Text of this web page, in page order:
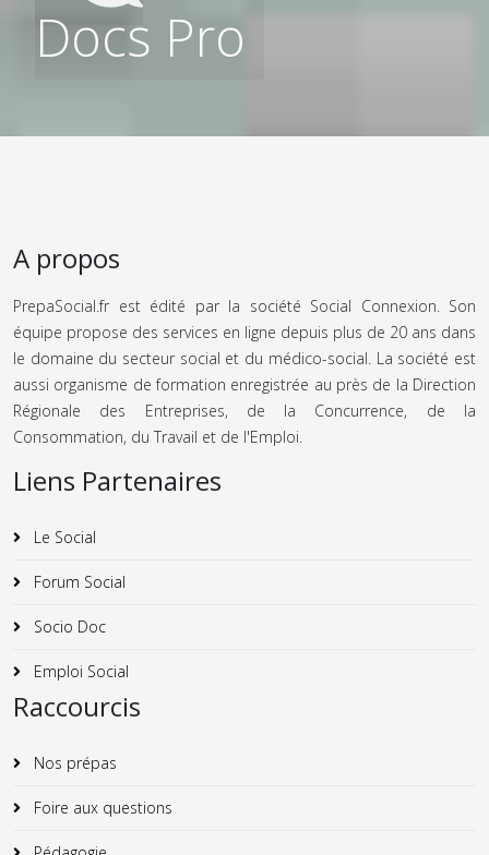
Docs Pro
A propos
PrepaSocial.fr est édité par la société Social Connexion. Son
équipe propose des services en ligne depuis plus de 20 ans dans
le domaine du secteur social et du médico-social. La société est
aussi organisme de formation enregistrée au près de la Direction
Régionale des Entreprises, de la Concurrence, de la
Consommation, du Travail et de l'Emploi.
Liens Partenaires
Le Social
Forum Social
Socio Doc
Emploi Social
Raccourcis
Nos prépas
Foire aux questions